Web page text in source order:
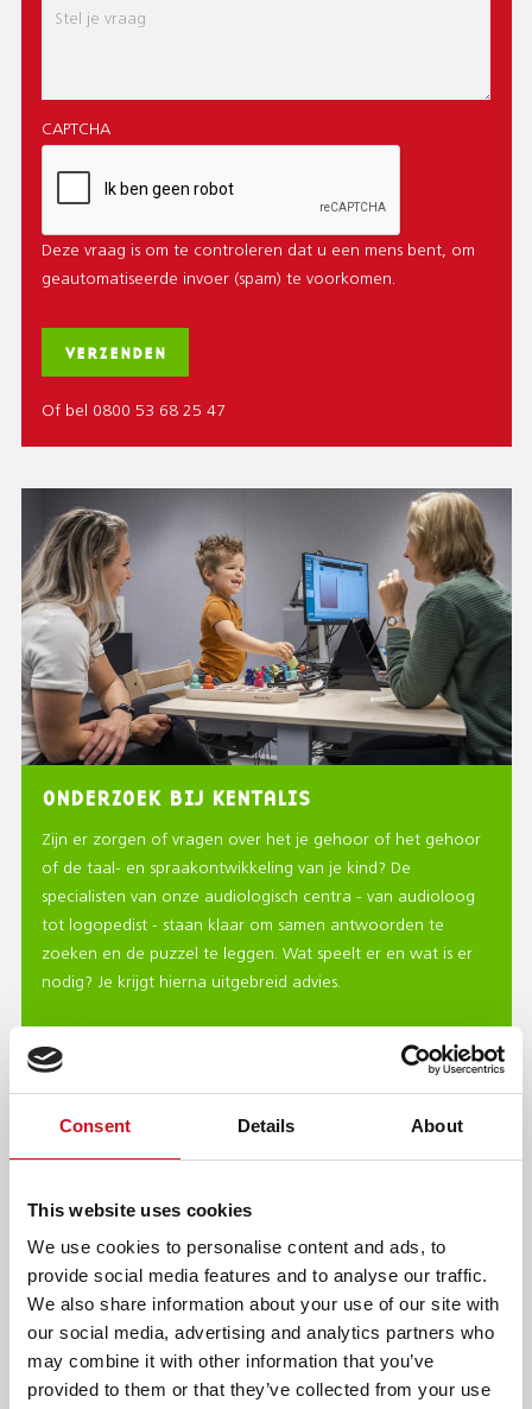
Consent Details About
This website uses cookies
We use cookies to personalise content and ads, to
provide social media features and to analyse our traffic.
We also share information about your use of our site with
our social media, advertising and analytics partners who
may combine it with other information that you’ve
provided to them or that they’ve collected from your use
Bericht
CAPTCHA
Deze vraag is om te controleren dat u een mens bent, om
geautomatiseerde invoer (spam) te voorkomen.
Of bel 0800 53 68 25 47
ONDERZOEK BIJ KENTALIS
Zijn er zorgen of vragen over het je gehoor of het gehoor
of de taal- en spraakontwikkeling van je kind? De
specialisten van onze audiologisch centra - van audioloog
tot logopedist - staan klaar om samen antwoorden te
zoeken en de puzzel te leggen. Wat speelt er en wat is er
nodig? Je krijgt hierna uitgebreid advies.
ZORG BIJ KENTALIS